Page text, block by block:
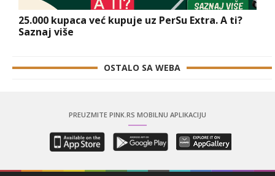
25.000 kupaca već kupuje uz PerSu Extra. A ti?
Saznaj više
OSTALO SA WEBA
PREUZMITE PINK.RS MOBILNU APLIKACIJU